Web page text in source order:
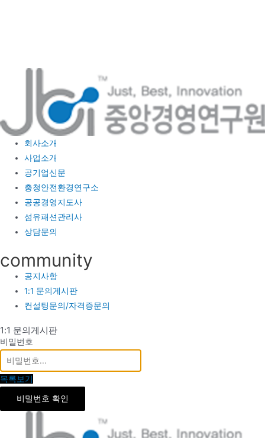
회사소개
사업소개
공기업신문
충청안전환경연구소
공공경영지도사
섬유패션관리사
상담문의
community
공지사항
1:1 문의게시판
컨설팅문의/자격증문의
1:1 문의게시판
비밀번호
목록보기
비밀번호 확인